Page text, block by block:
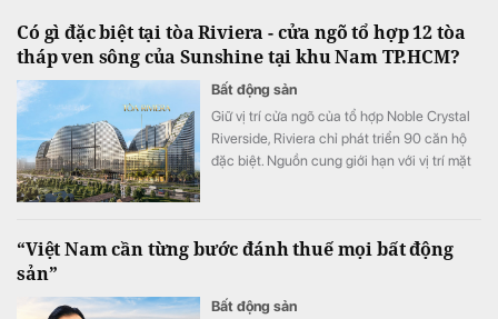
Có gì đặc biệt tại tòa Riviera - cửa ngõ tổ hợp 12 tòa
tháp ven sông của Sunshine tại khu Nam TP.HCM?
Bất động sản
Giữ vị trí cửa ngõ của tổ hợp Noble Crystal
Riverside, Riviera chỉ phát triển 90 căn hộ
đặc biệt. Nguồn cung giới hạn với vị trí mặt
căn hộ cao cấp khu Nam TP.HCM.
“Việt Nam cần từng bước đánh thuế mọi bất động
sản”
Bất động sản